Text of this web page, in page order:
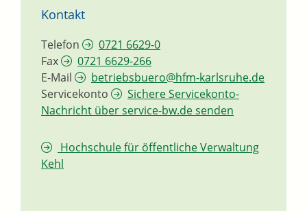
Kontakt
Telefon
0721 6629-0
Fax
0721 6629-266
E-Mail
betriebsbuero@hfm-karlsruhe.de
Servicekonto
Sichere Servicekonto-
Nachricht über service-bw.de senden
Hochschule für öffentliche Verwaltung
Kehl